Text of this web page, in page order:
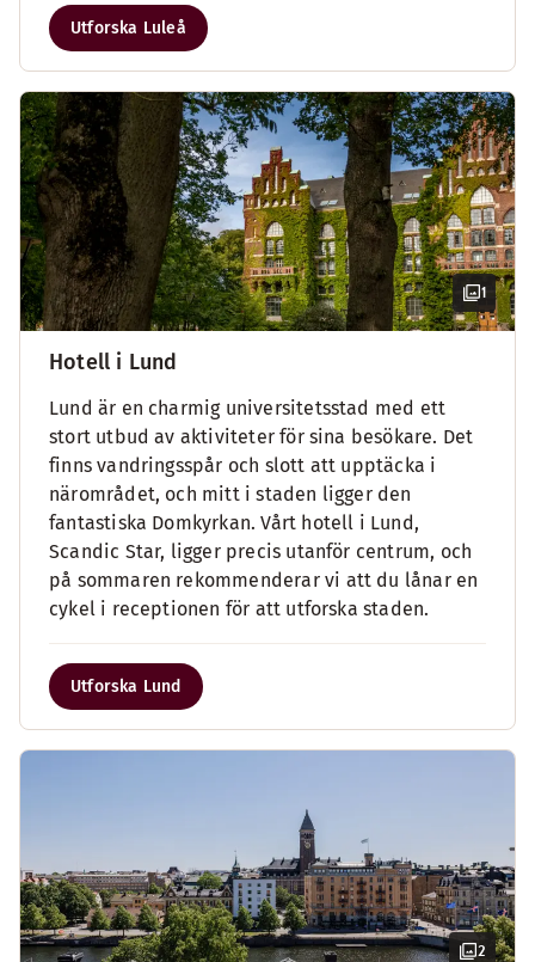
Utforska Luleå
1
Hotell i Lund
Lund är en charmig universitetsstad med ett
stort utbud av aktiviteter för sina besökare. Det
finns vandringsspår och slott att upptäcka i
närområdet, och mitt i staden ligger den
fantastiska Domkyrkan. Vårt hotell i Lund,
Scandic Star, ligger precis utanför centrum, och
på sommaren rekommenderar vi att du lånar en
cykel i receptionen för att utforska staden.
Utforska Lund
2